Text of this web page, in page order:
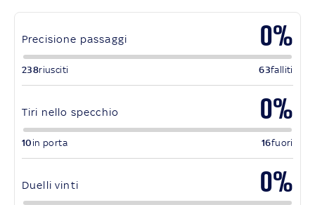
Precisione passaggi 0%
238riusciti 63falliti
Tiri nello specchio 0%
10 in porta 16fuori
Duelli vinti 0%